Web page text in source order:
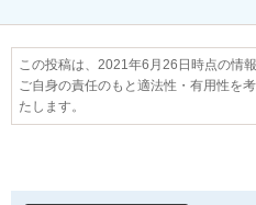
この投稿は、2021年6月26日時点の情報
ご自身の責任のもと適法性・有用性を
たします。